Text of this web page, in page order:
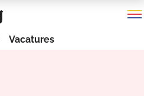
Vacatures